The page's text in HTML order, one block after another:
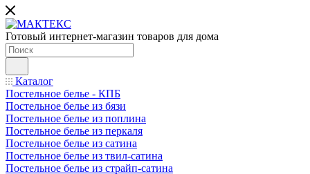
Готовый интернет-магазин товаров для дома
Каталог
Постельное белье - КПБ
Постельное белье из бязи
Постельное белье из поплина
Постельное белье из перкаля
Постельное белье из сатина
Постельное белье из твил-сатина
Постельное белье из страйп-сатина